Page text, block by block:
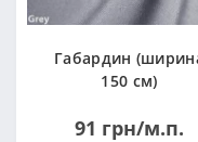
Габардин
150 см)
91 грн/м.п.